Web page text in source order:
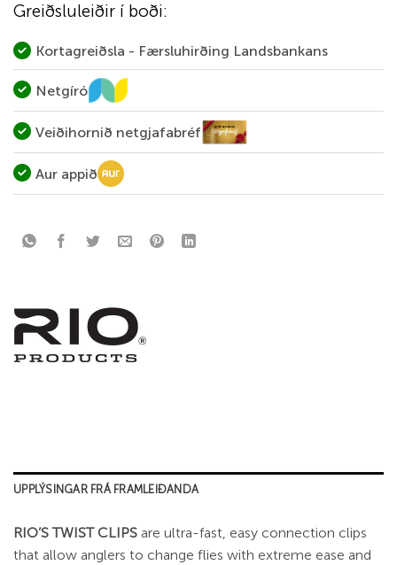
Greiðsluleiðir í boði:
Kortagreiðsla - Færsluhirðing Landsbankans
Netgíró
Veiðihornið netgjafabréf
Aur appið
UPPLÝSINGAR FRÁ FRAMLEIÐANDA
RIO’S TWIST CLIPS are ultra-fast, easy connection clips
that allow anglers to change flies with extreme ease and